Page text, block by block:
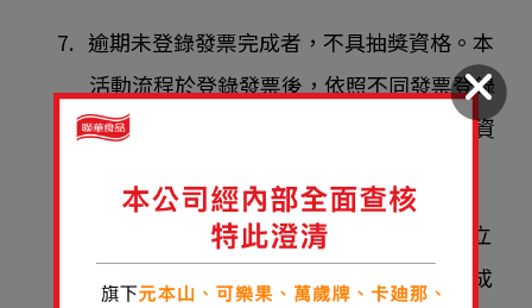
7. 逾期未登錄發票完成者，不具抽獎資格。本
活動流程於登錄發票後，依照不同發票登錄
方式，須由系統或人工判定是否符合抽獎資
• 電子發票證明聯：採系統自動審核，開立
發票店家於財政部電子發票資料上傳完成